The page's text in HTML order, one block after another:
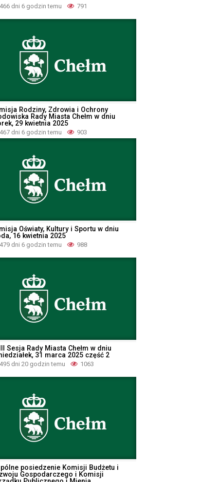
466 dni 6 godzin temu 791
Rodziny, Zdrowia i Ochrony
Rady Miasta Chełm w dniu
29 kwietnia 2025
467 dni 6 godzin temu 903
Oświaty, Kultury i Sportu w dniu
16 kwietnia 2025
479 dni 6 godzin temu 988
Sesja Rady Miasta Chełm w dniu
31 marca 2025 część 2
495 dni 20 godzin temu 1063
posiedzenie Komisji Budżetu i
Gospodarczego i Komisji